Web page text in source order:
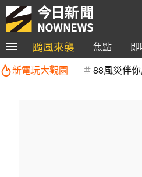
颱風來襲 焦點
新電玩大觀園
88風災伴